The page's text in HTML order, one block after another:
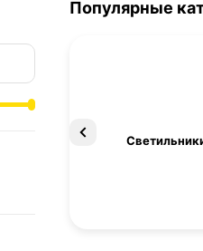
Популярные